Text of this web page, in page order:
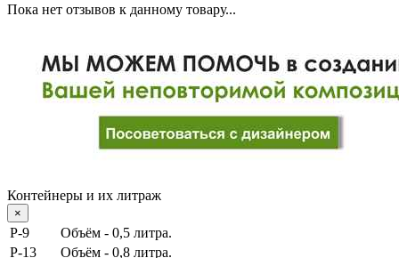
Пока нет отзывов к данному товару...
Контейнеры и их литраж
×
Р-9
Объём - 0,5 литра.
P-13
Объём - 0,8 литра.